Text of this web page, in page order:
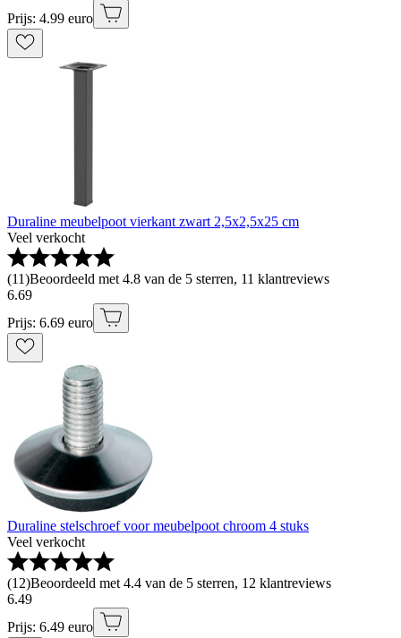
Prijs: 4.99 euro
Duraline meubelpoot vierkant zwart 2,5x2,5x25 cm
Veel verkocht
(11)Beoordeeld met 4.8 van de 5 sterren, 11 klantreviews
6.69
Prijs: 6.69 euro
Duraline stelschroef voor meubelpoot chroom 4 stuks
Veel verkocht
(12)Beoordeeld met 4.4 van de 5 sterren, 12 klantreviews
6.49
Prijs: 6.49 euro